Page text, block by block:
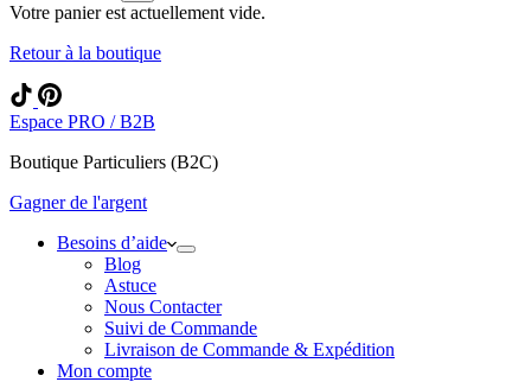
Votre panier est actuellement vide.
Retour à la boutique
Espace PRO / B2B
Boutique Particuliers (B2C)
Gagner de l'argent
Besoins d’aide
Blog
Astuce
Nous Contacter
Suivi de Commande
Livraison de Commande & Expédition
Mon compte